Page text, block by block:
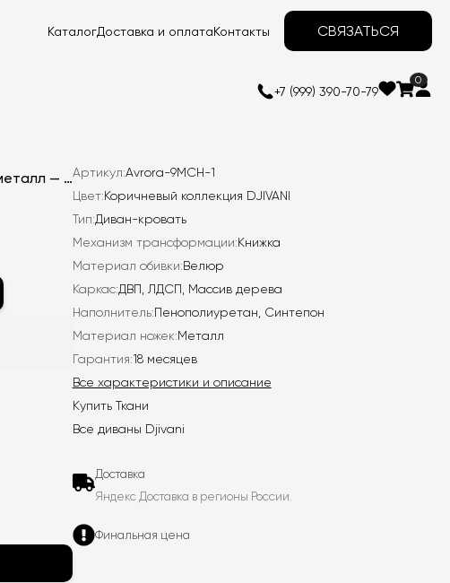
КаталогДоставка и оплатаКонтакты СВЯЗАТЬСЯ
+7 (999) 390-70-79
0
Диван-книжка Аврора Велюр / ножки металл — черныеАртикул:Avrora-9MCH-1
Цвет:Коричневый коллекция DJIVANI
Тип:Диван-кровать
Механизм трансформации:Книжка
Материал обивки:Велюр
Каркас:ДВП, ЛДСП, Массив дерева
Наполнитель:Пенополиуретан, Синтепон
Материал ножек:Металл
Гарантия:18 месяцев
Все характеристики и описание
Купить Ткани
Все диваны Djivani
Доставка
Яндекс Доставка в регионы России.
Финальная цена